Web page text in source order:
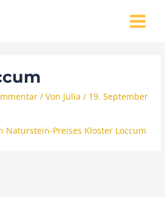
MENU
/ Von Julia/ 19. September